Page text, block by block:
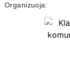
Organizuoja: